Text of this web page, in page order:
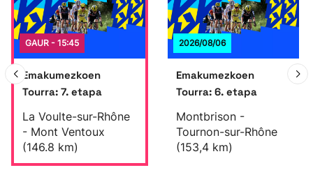
Herri-kirolak
Eskubaloia
Kirolak 360
Atletismoa
GAUR - 15:45
Emakumezkoen
Tourra: 7. etapa
La Voulte-sur-Rhône
- Mont Ventoux
(146.8 km)
2026/08/06
Emakumezkoen
Tourra: 6. etapa
Montbrison -
Tournon-sur-Rhône
(153,4 km)